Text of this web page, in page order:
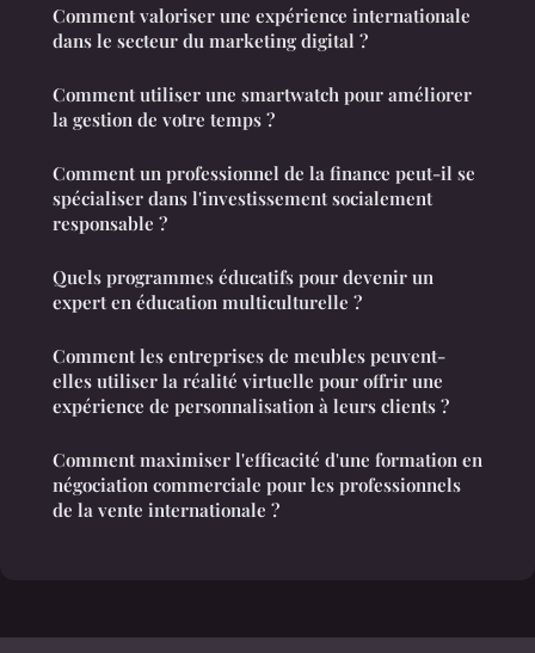
Comment valoriser une expérience internationale
dans le secteur du marketing digital ?
Comment utiliser une smartwatch pour améliorer
la gestion de votre temps ?
Comment un professionnel de la finance peut-il se
spécialiser dans l'investissement socialement
responsable ?
Quels programmes éducatifs pour devenir un
expert en éducation multiculturelle ?
Comment les entreprises de meubles peuvent-
elles utiliser la réalité virtuelle pour offrir une
expérience de personnalisation à leurs clients ?
Comment maximiser l'efficacité d'une formation en
négociation commerciale pour les professionnels
de la vente internationale ?